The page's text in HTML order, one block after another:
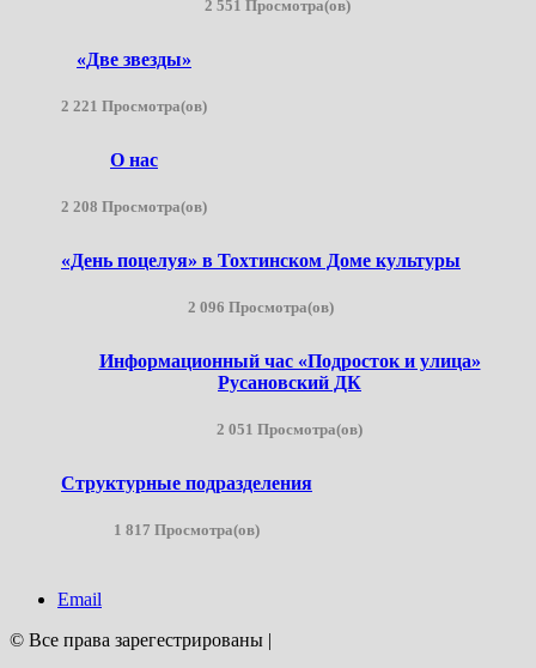
2 551 Просмотра(ов)
«Две звезды»
2 221 Просмотра(ов)
О нас
2 208 Просмотра(ов)
«День поцелуя» в Тохтинском Доме культуры
2 096 Просмотра(ов)
Информационный час «Подросток и улица»
Русановский ДК
2 051 Просмотра(ов)
Структурные подразделения
1 817 Просмотра(ов)
Email
© Все права зарегестрированы |